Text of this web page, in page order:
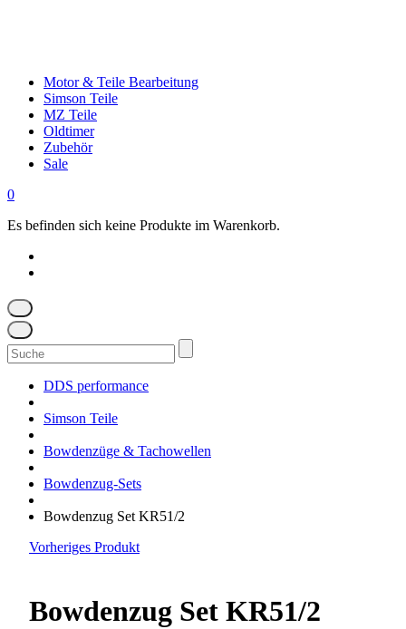
Motor & Teile Bearbeitung
Simson Teile
MZ Teile
Oldtimer
Zubehör
Sale
0
Es befinden sich keine Produkte im Warenkorb.
Suchen
nach:
DDS performance
Simson Teile
Bowdenzüge & Tachowellen
Bowdenzug-Sets
Bowdenzug Set KR51/2
Vorheriges Produkt
Bowdenzug Set KR51/2